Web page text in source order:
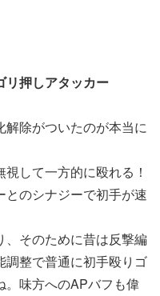
リ押しアタッカー
除がついたのが本当に
して一方的に殴れる！
とのシナジーで初手が速
、そのために昔は反撃編
整で普通に初手殴りゴ
。味方へのAPバフも偉